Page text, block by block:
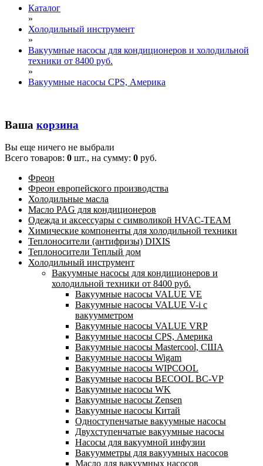
Каталог
»
Холодильный инструмент
»
Вакуумные насосы для кондиционеров и холодильной
техники от 8400 руб.
»
Вакуумные насосы CPS, Америка
Ваша корзина
Вы еще ничего не выбрали
Всего товаров: 0 шт., на сумму: 0 руб.
Фреон
Фреон европейского производства
Холодильные масла
Масло PAG для кондиционеров
Одежда и аксессуары с символикой HVAC-TEAM
Химические компоненты для холодильной техники
Теплоносители (антифризы) DIXIS
Теплоносители Теплый дом
Холодильный инструмент
Вакуумные насосы для кондиционеров и
холодильной техники от 8400 руб.
Вакуумные насосы VALUE VE
Вакуумные насосы VALUE V-i с
вакуумметром
Вакуумные насосы VALUE VRP
Вакуумные насосы CPS, Америка
Вакуумные насосы Mastercool, США
Вакуумные насосы Wigam
Вакуумные насосы WIPCOOL
Вакуумные насосы BECOOL BC-VP
Вакуумные насосы WK
Вакуумные насосы Zensen
Вакуумные насосы Китай
Одноступенчатые вакуумные насосы
Двухступенчатые вакуумные насосы
Насосы для вакуумной инфузии
Вакуумметры для вакуумных насосов
Масло для вакуумных насосов